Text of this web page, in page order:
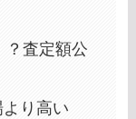
？査定額公
り高い